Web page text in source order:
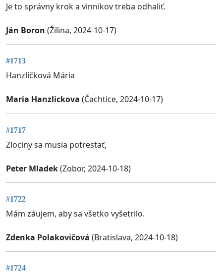
Je to správny krok a vinnikov treba odhaliť.
Ján Boron (Žilina, 2024-10-17)
#1713
Hanzlíčková Mária
Maria Hanzlickova (Čachtice, 2024-10-17)
#1717
Zlociny sa musia potrestať,
Peter Mladek(Zobor, 2024-10-18)
#1722
Mám záujem, aby sa všetko vyšetrilo.
Zdenka Polakovičová (Bratislava, 2024-10-18)
#1724